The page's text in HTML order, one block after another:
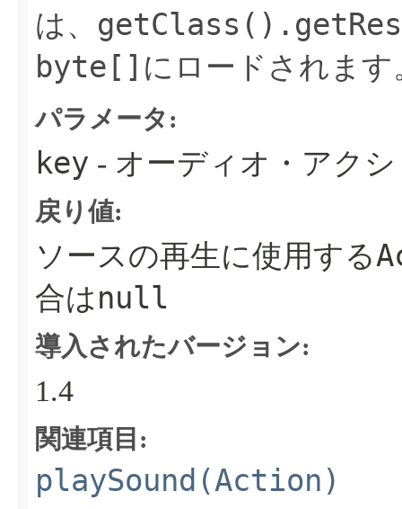
は、
byte[] にロードされます
パラメータ:
key - オーディオ・アク
戻り値:
ソースの再生に使用する
合はnull
導入されたバージョン:
1.4
関連項目:
playSound(Action)